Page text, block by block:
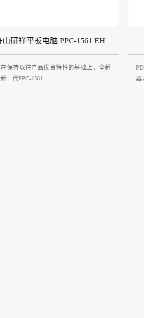
舟山研祥 PDS-170...
PDS-1703是一款高性价比的工业级平板显示
器，具有屏幕亮度、对...